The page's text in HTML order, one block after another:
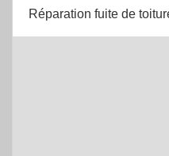
Réparation fuite de